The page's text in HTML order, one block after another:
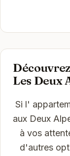
Les Deux
Si l'
aux Deux
à vos
d'autres